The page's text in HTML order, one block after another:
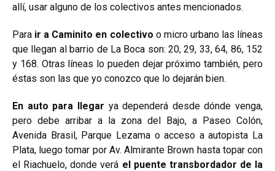
allí, usar alguno de los colectivos antes mencionados.
Para ir a Caminito en colectivo o micro urbano las líneas
que llegan al barrio de La Boca son: 20, 29, 33, 64, 86, 152
y 168. Otras líneas lo pueden dejar próximo también, pero
éstas son las que yo conozco que lo dejarán bien.
En auto para llegar ya dependerá desde dónde venga,
pero debe arribar a la zona del Bajo, a Paseo Colón,
Avenida Brasil, Parque Lezama o acceso a autopista La
Plata, luego tomar por Av. Almirante Brown hasta topar con
el Riachuelo, donde verá el puente transbordador de la